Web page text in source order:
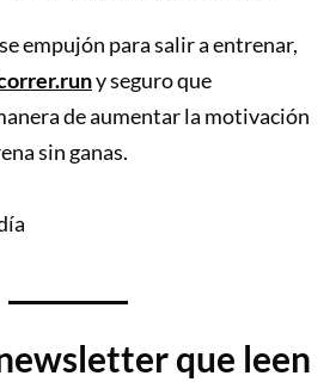
empujón para salir a entrenar,
y seguro que
de aumentar la motivación
sin ganas.
que leen